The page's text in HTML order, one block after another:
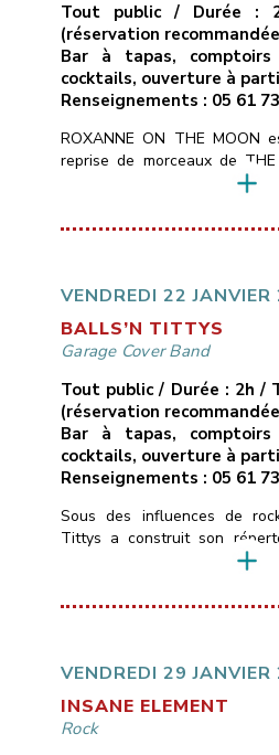
Tout public / Durée :
(réservation
Bar à tapas,
cocktails, ouverture à
Renseignements : 05 61
ROXANNE ON THE MOON
reprise de morceaux de
mode chant/guitare, basse,
MUSIQUE DU MONDE,
15 janvier 2027
21H00
VENDREDI 22
BALLS’N TITTYS
Garage Cover Band
Tout public / Durée : 2h /
(réservation
Bar à tapas,
cocktails, ouverture à
Renseignements : 05 61
Sous des influences de
Tittys a construit son
atypiques, quelques
blues rock de garagiste qui
Marins d’Eau Douce –
VENDREDI 29
INSANE ELEMENT
Rock